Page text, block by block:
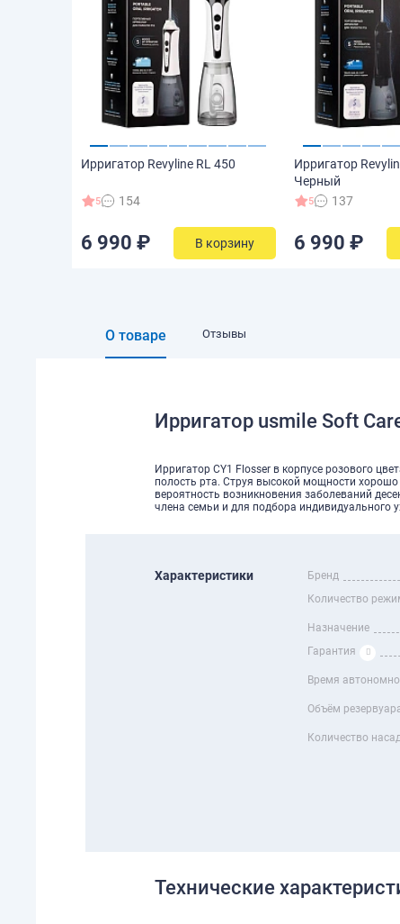
Ирригатор Revyline RL 450
5 154
6 990 ₽ В корзину
Ирригатор
Черный
5 137
6 990 ₽
О товаре Отзывы
Ирригатор usmile Soft
Ирригатор CY1 Flosser в корпусе розового
полость рта. Струя высокой мощности
вероятность возникновения заболеваний
члена семьи и для подбора индивидуального
Характеристики Бренд
Количество
Назначение
Гарантия
Время
Объём
Количество
Технические